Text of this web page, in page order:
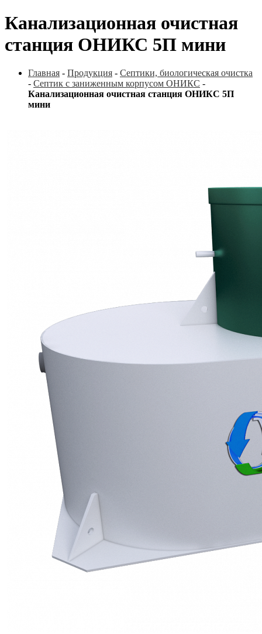
Канализационная очистная
станция ОНИКС 5П мини
Главная - Продукция - Септики, биологическая очистка
- Септик с заниженным корпусом ОНИКС -
Канализационная очистная станция ОНИКС 5П
мини